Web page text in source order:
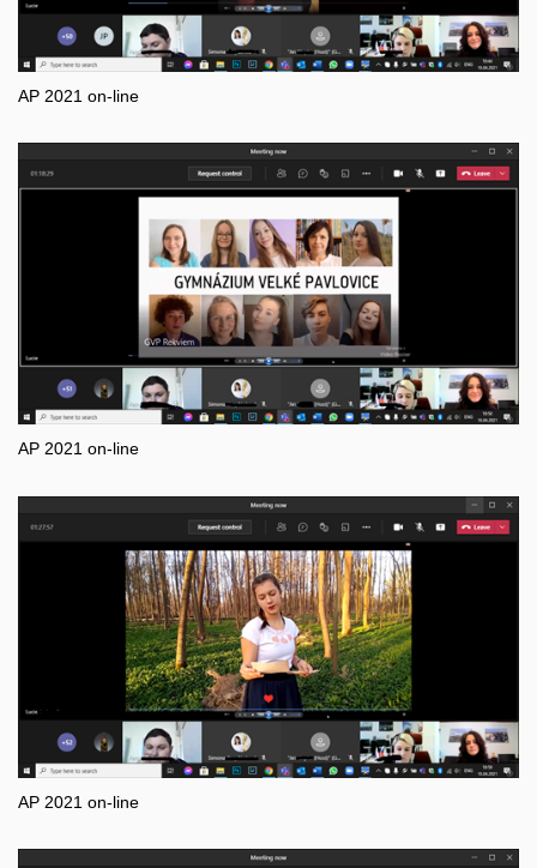
AP 2021 on-line
AP 2021 on-line
AP 2021 on-line